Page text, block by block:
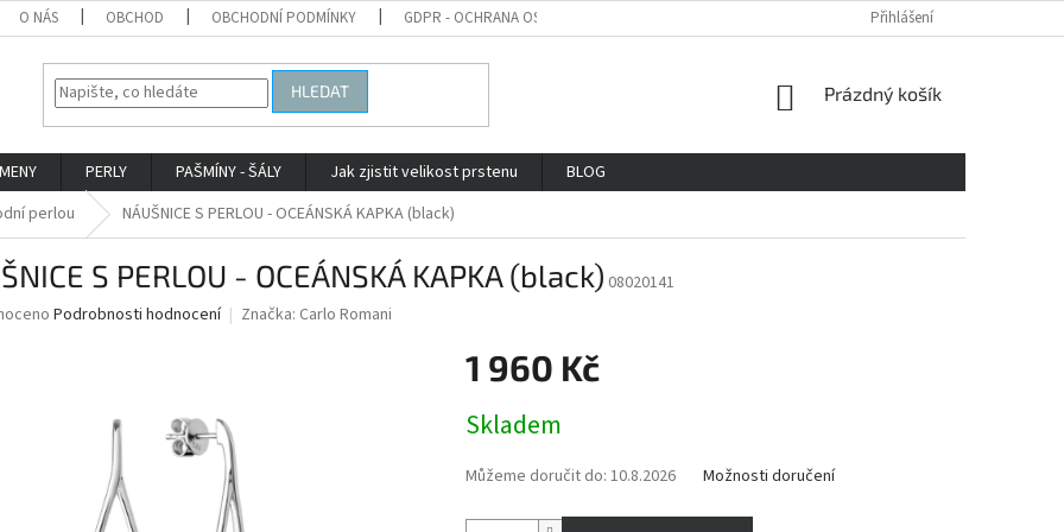
O NÁS OBCHOD OBCHODNÍ PODMÍNKY GDPR - OCHRANA OSOBNÍCH ÚDAJŮ VŠE O NÁKUPU
Přihlášení
HLEDAT
NÁKUPNÍ
Prázdný košík
PERLY PAŠMÍNY - ŠÁLY Jak zjistit velikost prstenu
BLOG
perlou NÁUŠNICE S PERLOU - OCEÁNSKÁ KAPKA (black)
S PERLOU - OCEÁNSKÁ KAPKA (black) 08020141
Podrobnosti hodnocení Značka: Carlo Romani
1 960 Kč
cena:
Skladem
Můžeme doručit do: 10.8.2026 Možnosti doručení